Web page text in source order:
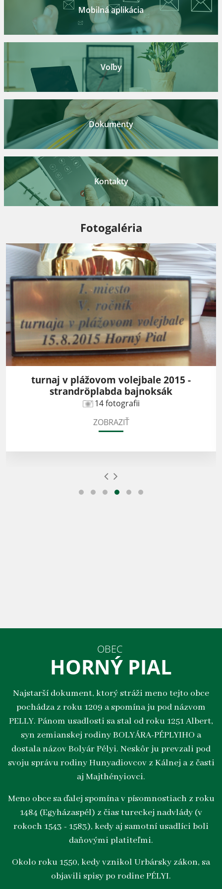
Mobilná aplikácia
Voľby
Dokumenty
Kontakty
Fotogaléria
turnaj v plážovom volejbale 2015 -
strandröplabda bajnoksák
14 fotografii
ZOBRAZIŤ
OBEC
HORNÝ PIAL
Najstarší dokument, ktorý stráži meno tejto obce
pochádza z roku 1209 a spomína ju pod názvom
PELLY. Pánom usadlosti sa stal od roku 1251 Albert,
syn zemianskej rodiny BOLYÁRA-PÉPLYIHO a
dostala názov Bolyár Pélyi. Neskôr ju prevzali pod
svoju správu rodiny Hunyadiovcov z Kálnej a z časti
aj Majthényiovci.
Meno obce sa ďalej spomína v písomnostiach z roku
1484 (Egyházaspél) z čias tureckej nadvlády (v
rokoch 1543 - 1583), kedy aj samotní usadlíci boli
daňovými platiteľmi.
Okolo roku 1550, kedy vznikol Urbársky zákon, sa
objavili spisy po rodine PÉLYI.